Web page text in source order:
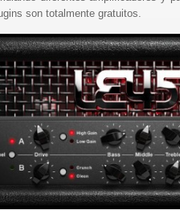
son totalmente gratuitos.